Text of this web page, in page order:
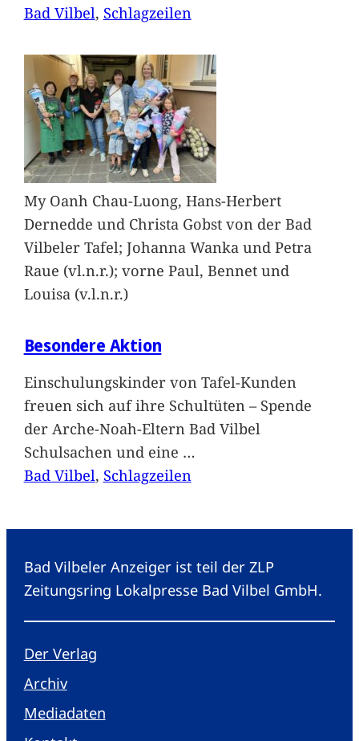
Bad Vilbel, Schlagzeilen
My Oanh Chau-Luong, Hans-Herbert
Dernedde und Christa Gobst von der Bad
Vilbeler Tafel; Johanna Wanka und Petra
Raue (vl.n.r.); vorne Paul, Bennet und
Louisa (v.l.n.r.)
Besondere Aktion
Einschulungskinder von Tafel-Kunden
freuen sich auf ihre Schultüten – Spende
der Arche-Noah-Eltern Bad Vilbel
Schulsachen und eine …
Bad Vilbel, Schlagzeilen
Bad Vilbeler Anzeiger ist teil der ZLP
Zeitungsring Lokalpresse Bad Vilbel GmbH.
Der Verlag
Archiv
Mediadaten